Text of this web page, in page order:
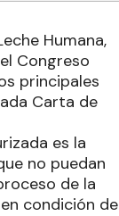
Humana,
Congreso
principales
Carta de
es la
no puedan
de la
condición de